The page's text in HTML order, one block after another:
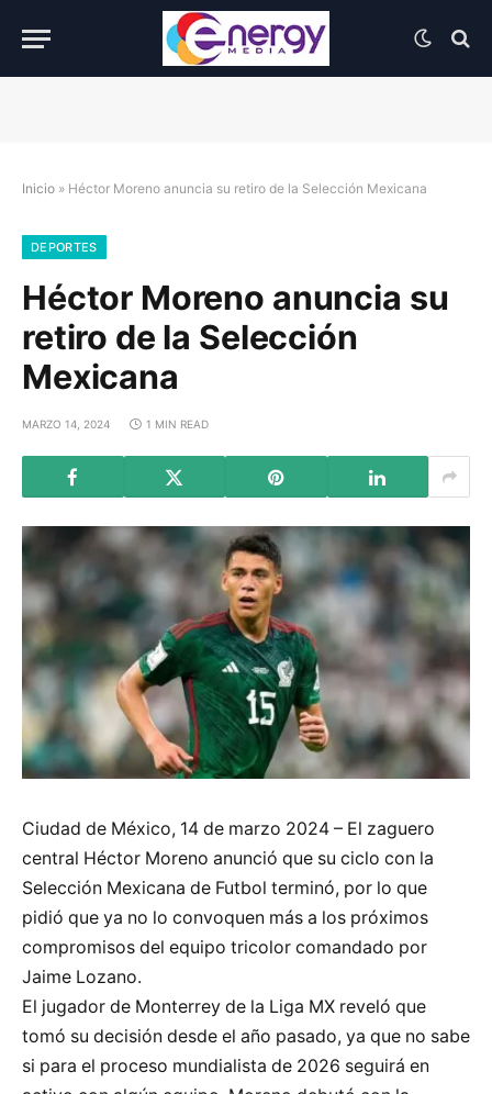
Inicio » Héctor Moreno anuncia su retiro de la Selección Mexicana
DEPORTES
Héctor Moreno anuncia su
retiro de la Selección
Mexicana
MARZO 14, 2024 1 MIN READ
Ciudad de México, 14 de marzo 2024 – El zaguero
central Héctor Moreno anunció que su ciclo con la
Selección Mexicana de Futbol terminó, por lo que
pidió que ya no lo convoquen más a los próximos
compromisos del equipo tricolor comandado por
Jaime Lozano.
El jugador de Monterrey de la Liga MX reveló que
tomó su decisión desde el año pasado, ya que no sabe
si para el proceso mundialista de 2026 seguirá en